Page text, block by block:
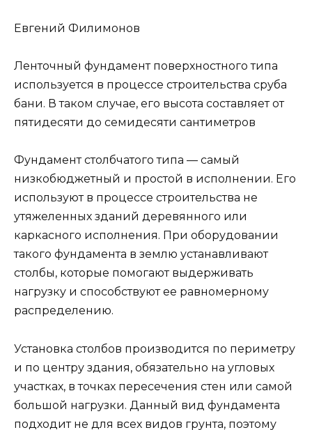
Евгений Филимонов
Ленточный фундамент поверхностного типа
используется в процессе строительства сруба
бани. В таком случае, его высота составляет от
пятидесяти до семидесяти сантиметров
Фундамент столбчатого типа — самый
низкобюджетный и простой в исполнении. Его
используют в процессе строительства не
утяжеленных зданий деревянного или
каркасного исполнения. При оборудовании
такого фундамента в землю устанавливают
столбы, которые помогают выдерживать
нагрузку и способствуют ее равномерному
распределению.
Установка столбов производится по периметру
и по центру здания, обязательно на угловых
участках, в точках пересечения стен или самой
большой нагрузки. Данный вид фундамента
подходит не для всех видов грунта, поэтому